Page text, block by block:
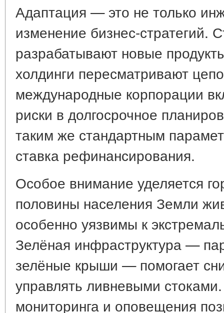
Адаптация — это не только
изменение бизнес-стратегий.
разрабатывают новые
холдинги пересматривают
международные корпорации
риски в долгосрочное
таким же стандартным
ставка рефинансирования.
Особое внимание уделяется
половины населения Земли
особенно уязвимы к
Зелёная инфраструктура —
зелёные крыши — помогает
управлять ливневыми
мониторинга и оповещения